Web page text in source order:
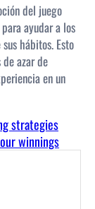
del juego
ayudar a los
hábitos. Esto
azar de
en un
strategies
winnings